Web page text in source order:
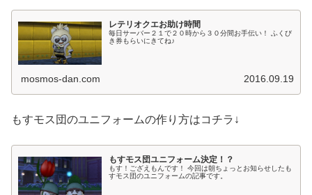
レテリオクエお助け時間
毎日サーバー２１で２０時から３０分間お手伝い！ ふくび
き券もらいにきてね♪
mosmos-dan.com 2016.09.19
もすモス団のユニフォームの作り方はコチラ↓
もすモス団ユニフォーム決定！？
もす！ござえもんです！ 今回は朝ちょっとお知らせしたも
すモス団のユニフォームの記事です。